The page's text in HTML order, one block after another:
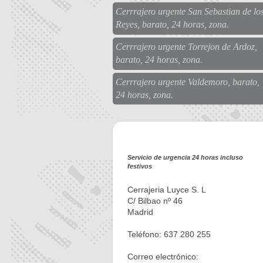
Cerrrajero urgente San Sebastian de
Reyes, barato, 24 horas, zona.
Cerrrajero urgente Torrejon de Ardoz,
barato, 24 horas, zona.
Cerrrajero urgente Valdemoro, barato,
24 horas, zona.
Servicio de urgencia 24 horas incluso
festivos
Cerrajeria Luyce S. L
C/ Bilbao nº 46
Madrid
Teléfono: 637 280 255
Correo electrónico: